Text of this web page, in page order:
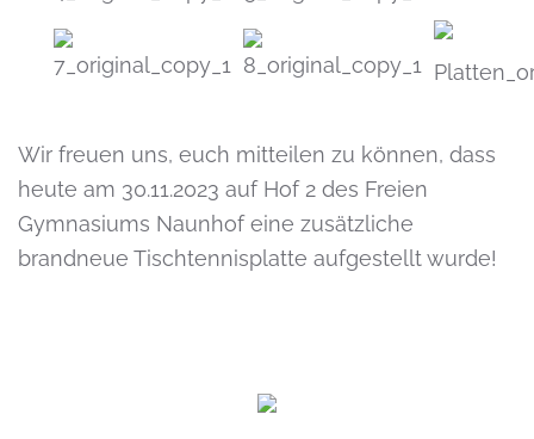
Wir freuen uns, euch mitteilen zu können, dass
heute am 30.11.2023 auf Hof 2 des Freien
Gymnasiums Naunhof eine zusätzliche
brandneue Tischtennisplatte aufgestellt wurde!